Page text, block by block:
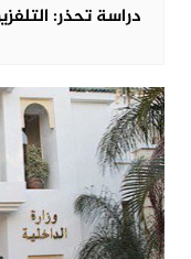
دراسة تحذر: